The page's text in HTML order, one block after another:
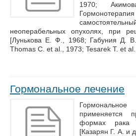
1970;
неоперабельных опухолях, при
[Лунькова Е. Ф., 1968; Габуния Д.
Thomas С. et al., 1973; Tesarek T. et
Гормональное лечение
применяется
формах рака
[Казарян Г. А. и